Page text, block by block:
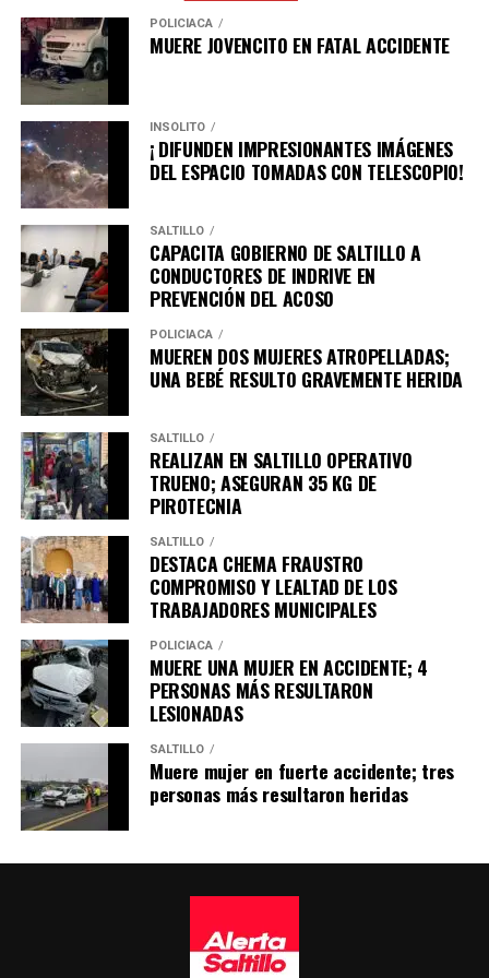
RELATED TOPICS:
UP NEXT
CON LAS REUNIONES ESTATALES DE SEGURIDAD
REFORZAMOS LA COORDINACIÓN EN COAHUILA: MANOLO
DON'T MISS
ARRANCA MANOLO LAS CARAVANAS COAHUILA PA’L
MUNDO
inversiones, la generación de empleo formal y el
bienestar de las familias en todas las regiones del
estado.
POLICÍACA
MUERE JOVENCITO EN FATAL ACCIDENTE
INSÓLITO
¡ DIFUNDEN IMPRESIONANTES IMÁGENES
DEL ESPACIO TOMADAS CON TELESCOPIO!
SALTILLO
CAPACITA GOBIERNO DE SALTILLO A
CONDUCTORES DE INDRIVE EN
PREVENCIÓN DEL ACOSO
POLICÍACA
MUEREN DOS MUJERES ATROPELLADAS;
UNA BEBÉ RESULTO GRAVEMENTE HERIDA
SALTILLO
REALIZAN EN SALTILLO OPERATIVO
TRUENO; ASEGURAN 35 KG DE
PIROTECNIA
SALTILLO
DESTACA CHEMA FRAUSTRO
COMPROMISO Y LEALTAD DE LOS
TRABAJADORES MUNICIPALES
POLICÍACA
MUERE UNA MUJER EN ACCIDENTE; 4
PERSONAS MÁS RESULTARON
LESIONADAS
SALTILLO
Muere mujer en fuerte accidente; tres
personas más resultaron heridas